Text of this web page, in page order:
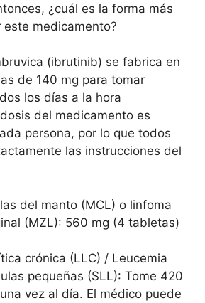
¿cuál es la forma más
medicamento?
(ibrutinib) se fabrica en
de 140 mg para tomar
los días a la hora
del medicamento es
persona, por lo que todos
las instrucciones del
del manto (MCL) o linfoma
(MZL): 560 mg (4 tabletas)
crónica (LLC) / Leucemia
pequeñas (SLL): Tome 420
vez al día. El médico puede